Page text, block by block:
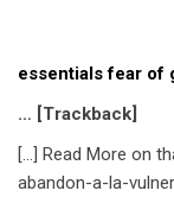
essentials fear of
… [Trackback]
[…] Read More on
abandon-a-la-